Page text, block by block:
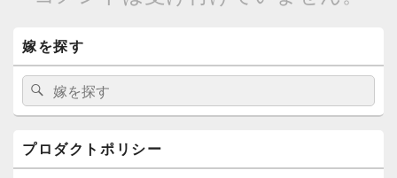
イ
ン
サ
ド
ー
嫁を探す
検
索:
検
索
プロダクトポリシー